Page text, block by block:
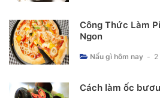
Công Thức Làm
Ngon
Nấu gì hôm nay - 2
Cách làm ốc